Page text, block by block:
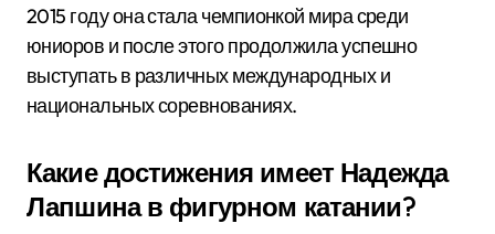
2015 году она стала чемпионкой мира среди
юниоров и после этого продолжила успешно
выступать в различных международных и
национальных соревнованиях.
Какие достижения имеет Надежда
Лапшина в фигурном катании?